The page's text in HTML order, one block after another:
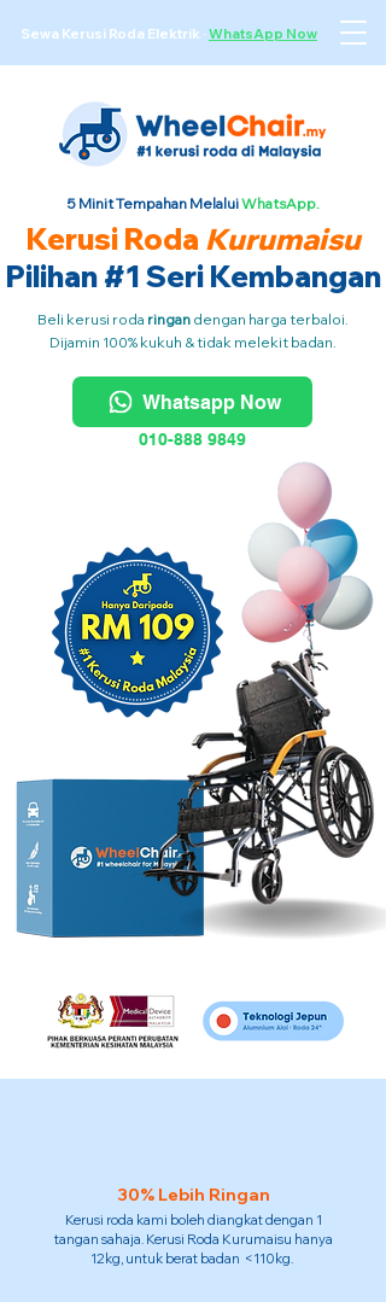
Sewa Kerusi Roda Elektrik · WhatsApp Now
5 Minit Tempahan MelaluiWhatsApp.
Kerusi Roda Kurumaisu
Pilihan #1 Seri Kembangan
Beli kerusi roda ringan dengan harga terbaloi.
Dijamin 100% kukuh & tidak melekit badan.
Whatsapp Now
010-888 9849
30% Lebih Ringan
Kerusi roda kami boleh diangkat dengan 1
tangan sahaja. Kerusi Roda Kurumaisu hanya
12kg, untuk berat badan <110kg.